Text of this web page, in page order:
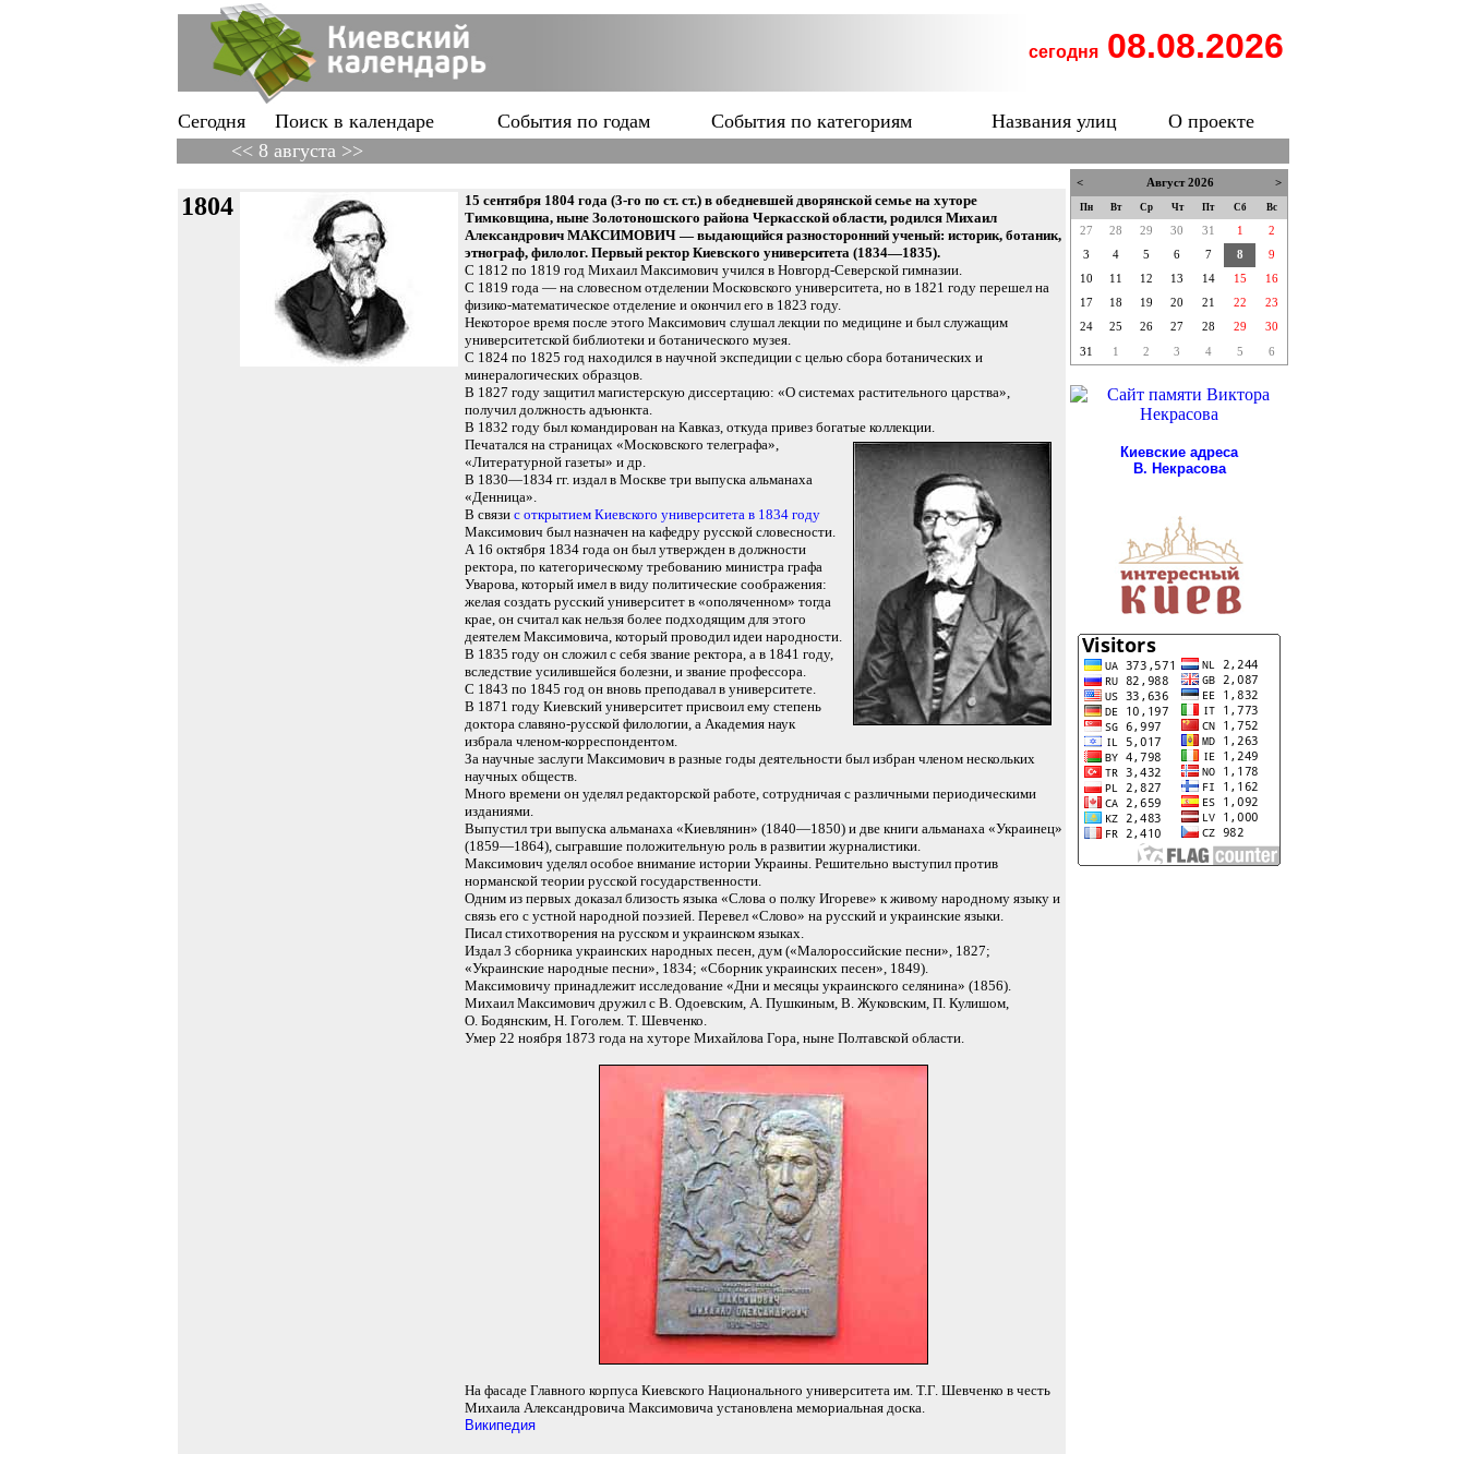
сегодня 08.08.2026
Сегодня Поиск в календаре События по годам События по категориям Названия улиц
О проекте
<< 8 августа >>
1804
15 сентября 1804 года (3-го по ст. ст.) в обедневшей дворянской семье на хуторе
Тимковщина, ныне Золотоношского района Черкасской области, родился Михаил
Александрович МАКСИМОВИЧ — выдающийся разносторонний ученый: историк, ботаник,
этнограф, филолог. Первый ректор Киевского университета (1834—1835).
С 1812 по 1819 год Михаил Максимович учился в Новгорд-Северской гимназии.
С 1819 года — на словесном отделении Московского университета, но в 1821 году перешел на
физико-математическое отделение и окончил его в 1823 году.
Некоторое время после этого Максимович слушал лекции по медицине и был служащим
университетской библиотеки и ботанического музея.
С 1824 по 1825 год находился в научной экспедиции с целью сбора ботанических и
минералогических образцов.
В 1827 году защитил магистерскую диссертацию: «О системах растительного царства»,
получил должность адъюнкта.
В 1832 году был командирован на Кавказ, откуда привез богатые коллекции.
Печатался на страницах «Московского телеграфа»,
«Литературной газеты» и др.
В 1830—1834 гг. издал в Москве три выпуска альманаха
«Денница».
В связи с открытием Киевского университета в 1834 году
Макcимович был назначен на кафедру русской словесности.
А 16 октября 1834 года он был утвержден в должности
ректора, по категорическому требованию министра графа
Уварова, который имел в виду политические соображения:
желая создать русский университет в «ополяченном» тогда
крае, он считал как нельзя более подходящим для этого
деятелем Максимовича, который проводил идеи народности.
В 1835 году он сложил с себя звание ректора, а в 1841 году,
вследствие усилившейся болезни, и звание профессора.
С 1843 по 1845 год он вновь преподавал в университете.
В 1871 году Киевский университет присвоил ему степень
доктора славяно-русской филологии, а Академия наук
избрала членом-корреспондентом.
За научные заслуги Максимович в разные годы деятельности был избран членом нескольких
научных обществ.
Много времени он уделял редакторской работе, сотрудничая с различными периодическими
изданиями.
Выпустил три выпуска альманаха «Киевлянин» (1840—1850) и две книги альманаха «Украинец»
(1859—1864), сыгравшие положительную роль в развитии журналистики.
Максимович уделял особое внимание истории Украины. Решительно выступил против
норманской теории русской государственности.
Одним из первых доказал близость языка «Слова о полку Игореве» к живому народному языку и
связь его с устной народной поэзией. Перевел «Слово» на русский и украинские языки.
Писал стихотворения на русском и украинском языках.
Издал 3 сборника украинских народных песен, дум («Малороссийские песни», 1827;
«Украинские народные песни», 1834; «Сборник украинских песен», 1849).
Максимовичу принадлежит исследование «Дни и месяцы украинского селянина» (1856).
Михаил Максимович дружил с В. Одоевским, А. Пушкиным, В. Жуковским, П. Кулишом,
О. Бодянским, Н. Гоголем. Т. Шевченко.
Умер 22 ноября 1873 года на хуторе Михайлова Гора, ныне Полтавской области.
На фасаде Главного корпуса Киевского Национального университета им. Т.Г. Шевченко в честь
Михаила Александровича Максимовича установлена мемориальная доска.
Википедия
< Август 2026 >
Пн Вт Ср Чт Пт Сб Вс
27 28 29 30 31 1
2
3
4 5 6 7 8
9
10
11 12 13 14 15
16
17
18 19 20 21 22
23
24
25 26 27 28 29 30
31 1 2 3 4 5 6
Киевские адреса
В. Некрасова